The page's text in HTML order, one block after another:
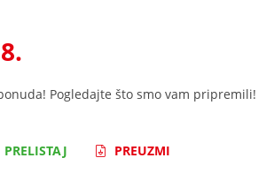
Pogledajte što smo vam pripremili!
PRELISTAJ PREUZMI